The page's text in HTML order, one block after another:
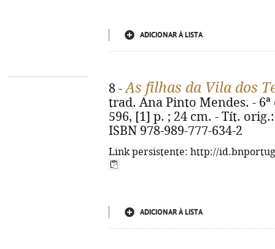
ADICIONAR À LISTA
8 -As filhas da Vila dos
trad. Ana Pinto Mendes. - 6ª
596, [1] p. ; 24 cm. - Tít.
ISBN 978-989-777-634-2
Link persistente: http://
ADICIONAR À LISTA